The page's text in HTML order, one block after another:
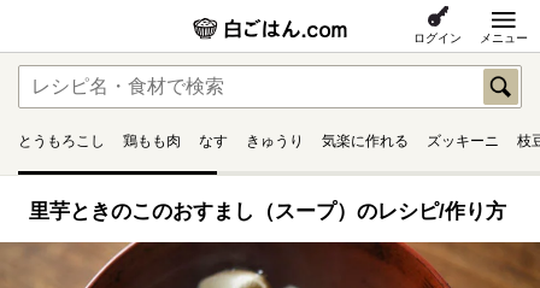
ログイン メニュー
とうもろこし 鶏もも肉 なす きゅうり 気楽に作れる ズッキーニ 枝
里芋ときのこのおすまし（スープ）のレシピ/作り方